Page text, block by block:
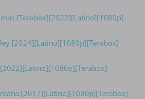
[Terabox][2022][Latino][1080p]
[2024][Latino][1080p][Terabox]
[2017][Latino][1080p][Terabox]